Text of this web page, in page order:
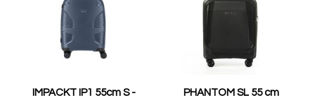
IMPACKT IP1 55cm S -
PHANTOM SL 55 cm